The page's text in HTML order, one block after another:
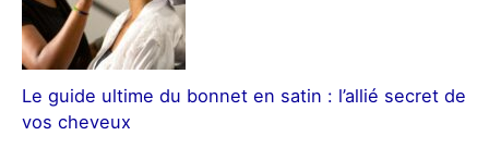
Le guide ultime du bonnet en satin : l’allié secret de
vos cheveux